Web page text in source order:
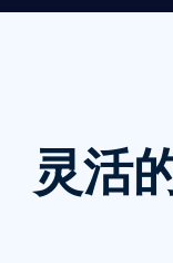
灵活